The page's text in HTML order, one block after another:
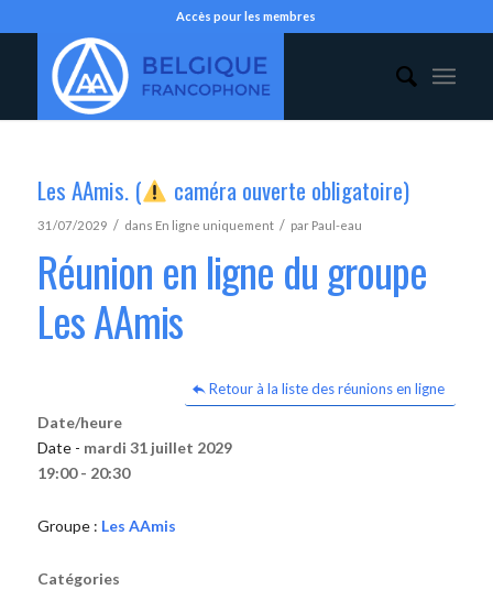
Accès pour les membres
Les AAmis. ( caméra ouverte obligatoire)
31/07/2029 / dans En ligne uniquement / par Paul-eau
Réunion en ligne du groupe
Les AAmis
Retour à la liste des réunions en ligne
Date/heure
Date - mardi 31 juillet 2029
19:00 - 20:30
Groupe : Les AAmis
Catégories